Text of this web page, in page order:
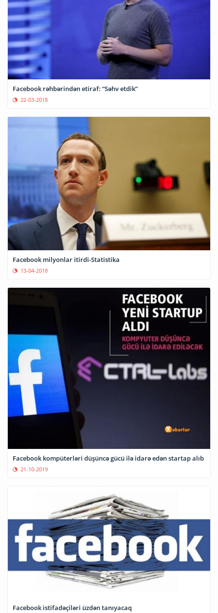
Facebook rəhbərindən etiraf: “Səhv etdik”
22-03-2018
Facebook milyonlar itirdi-Statistika
13-04-2018
Facebook kompüterləri düşüncə gücü ilə idarə edən startap alıb
21-10-2019
Facebook istifadəçiləri üzdən tanıyacaq